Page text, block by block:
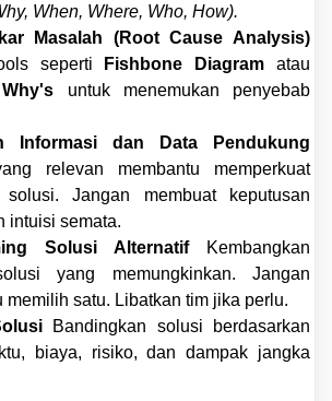
When, Where, Who, How).
Masalah (Root Cause Analysis)
seperti
Fishbone Diagram atau
untuk menemukan penyebab
Informasi dan Data Pendukung
relevan membantu memperkuat
solusi. Jangan membuat keputusan
intuisi semata.
Solusi Alternatif
Kembangkan
yang memungkinkan. Jangan
memilih satu. Libatkan tim jika perlu.
Bandingkan solusi berdasarkan
biaya, risiko, dan dampak jangka